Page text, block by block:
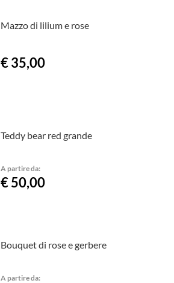
Mazzo di lilium e rose
€ 35,00
Teddy bear red grande
A partire da:
€ 50,00
Bouquet di rose e gerbere
A partire da: